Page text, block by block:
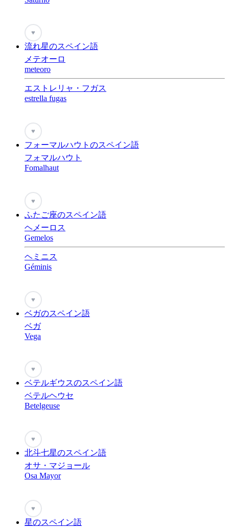
♥
流れ星のスペイン語
メテオーロ
meteoro
エストレリャ・フガス
estrella fugas
♥
フォーマルハウトのスペイン語
フォマルハウト
Fomalhaut
♥
ふたご座のスペイン語
ヘメーロス
Gemelos
ヘミニス
Géminis
♥
ベガのスペイン語
ベガ
Vega
♥
ベテルギウスのスペイン語
ベテルヘウセ
Betelgeuse
♥
北斗七星のスペイン語
オサ・マジョール
Osa Mayor
♥
星のスペイン語